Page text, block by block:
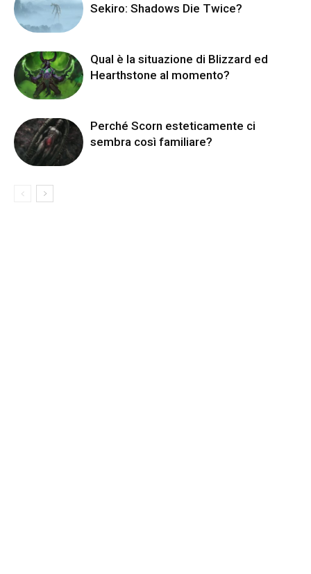
Sekiro: Shadows Die Twice?
Qual è la situazione di Blizzard ed
Hearthstone al momento?
Perché Scorn esteticamente ci
sembra così familiare?